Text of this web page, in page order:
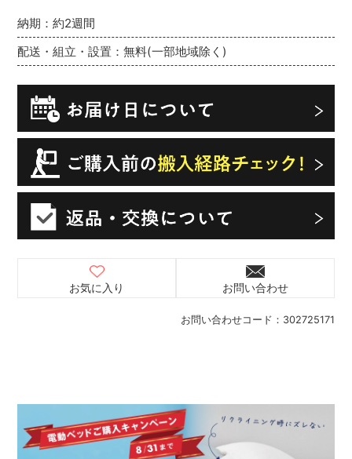
お問い合わせコード： 302725171
納期：約2週間
配送・組立・設置：無料(一部地域除く)
お気に入り お問い合わせ